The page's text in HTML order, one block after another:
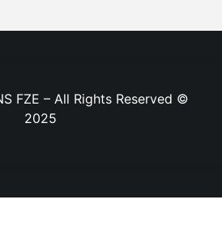
FZE – All Rights Reserved ©
2025